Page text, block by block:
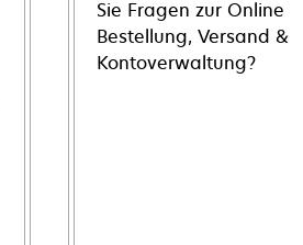
Sie Fragen zur Online
Bestellung, Versand &
Kontoverwaltung?